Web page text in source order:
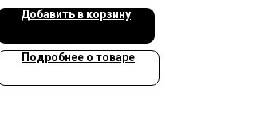
Добавить в корзину
Подробнее о товаре